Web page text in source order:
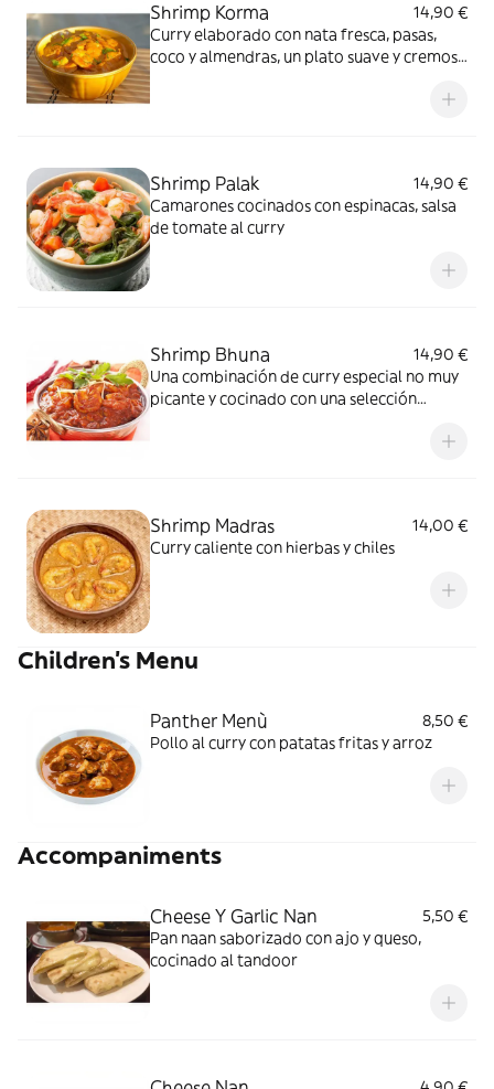
Shrimp Korma
14,90 €
Curry elaborado con nata fresca, pasas,
coco y almendras, un plato suave y cremoso
Shrimp Palak
14,90 €
Camarones cocinados con espinacas, salsa
de tomate al curry
Shrimp Bhuna
14,90 €
Una combinación de curry especial no muy
picante y cocinado con una selección
Shrimp Madras
14,00 €
Curry caliente con hierbas y chiles
Children's Menu
Panther Menù
8,50 €
Pollo al curry con patatas fritas y arroz
Accompaniments
Cheese Y Garlic Nan
5,50 €
Pan naan saborizado con ajo y queso,
cocinado al tandoor